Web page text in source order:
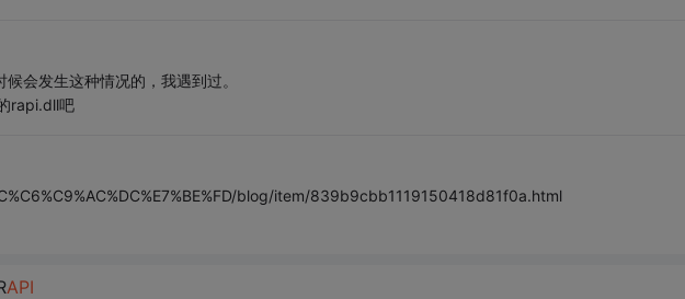
会发生这种情况的，我遇到过。
rapi.dll吧
blog/item/839b9cbb1119150418d81f0a.html
API